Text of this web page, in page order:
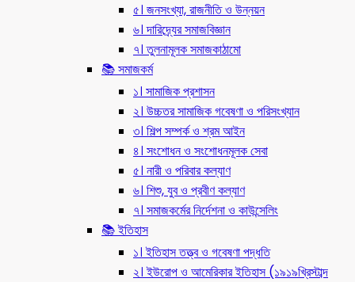
৫। জনসংখ্যা, রাজনীতি ও উন্নয়ন
৬। দারিদ্র্যের সমাজবিজ্ঞান
৭। তুলনামূলক সমাজকাঠামো
📚 সমাজকর্ম
১। সামাজিক প্রশাসন
২। উচ্চতর সামাজিক গবেষণা ও পরিসংখ্যান
৩। শিল্প সম্পর্ক ও শ্রম আইন
৪। সংশোধন ও সংশোধনমূলক সেবা
৫। নারী ও পরিবার কল্যাণ
৬। শিশু, যুব ও প্রবীণ কল্যাণ
৭। সমাজকর্মের নির্দেশনা ও কাউন্সেলিং
📚 ইতিহাস
১। ইতিহাস তত্ত্ব ও গবেষণা পদ্ধতি
২। ইউরোপ ও আমেরিকার ইতিহাস (১৯১৯খ্রিস্টাব্দ